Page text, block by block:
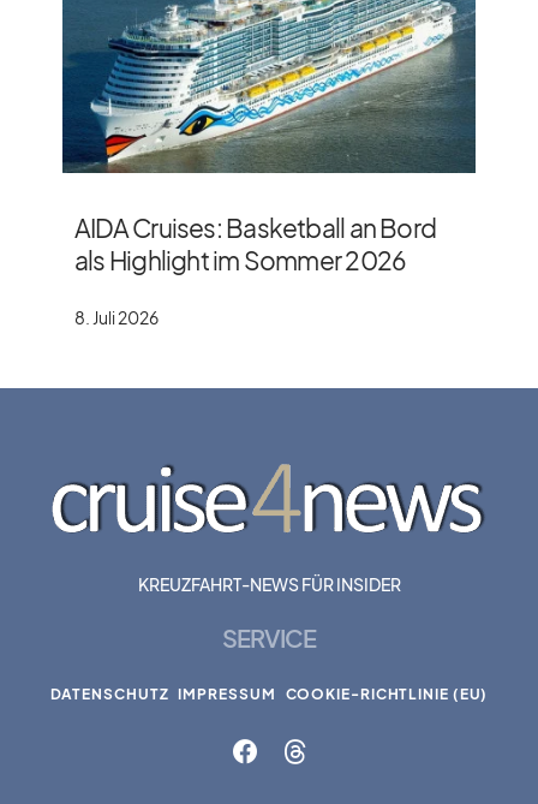
AIDA Cruises: Basketball an Bord
als Highlight im Sommer 2026
8. Juli 2026
KREUZFAHRT-NEWS FÜR INSIDER
SERVICE
DATENSCHUTZ IMPRESSUM COOKIE-RICHTLINIE (EU)